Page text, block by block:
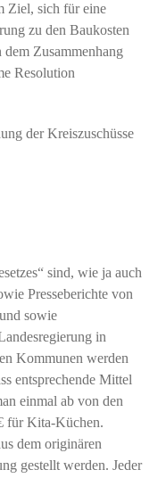
Ziel, sich für eine
zu den Baukosten
Zusammenhang
Resolution
der Kreiszuschüsse
sind, wie ja auch
Presseberichte von
sowie
in
Kommunen werden
entsprechende Mittel
einmal ab von den
für Kita-Küchen.
dem originären
gestellt werden. Jeder